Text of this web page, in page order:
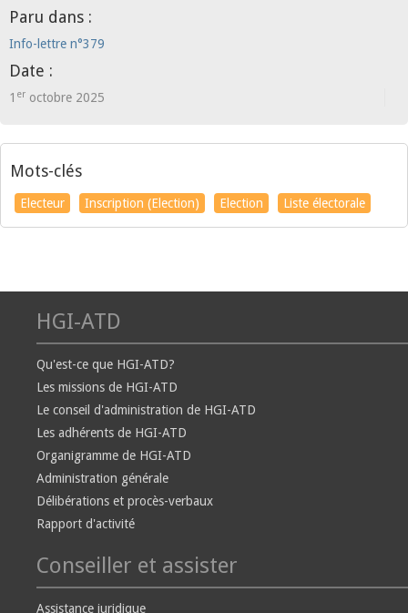
Paru dans :
Info-lettre n°379
Date :
1 er octobre 2025
Mots-clés
Electeur Inscription (Election) Election Liste électorale
HGI-ATD
Qu'est-ce que HGI-ATD?
Les missions de HGI-ATD
Le conseil d'administration de HGI-ATD
Les adhérents de HGI-ATD
Organigramme de HGI-ATD
Administration générale
Délibérations et procès-verbaux
Rapport d'activité
Conseiller et assister
Assistance juridique